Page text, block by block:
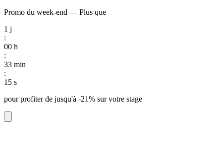
Promo du week-end — Plus que
1 j
:
00 h
:
33 min
:
14 s
pour profiter de jusqu'à -21% sur votre stage